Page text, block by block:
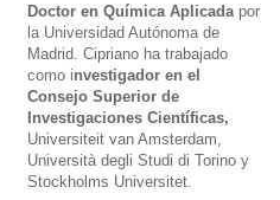
Doctor en Química Aplicada por
la Universidad Autónoma de
Madrid. Cipriano ha trabajado
como investigador en el
Consejo Superior de
Investigaciones Científicas,
Universiteit van Amsterdam,
Università degli Studi di Torino y
Stockholms Universitet.